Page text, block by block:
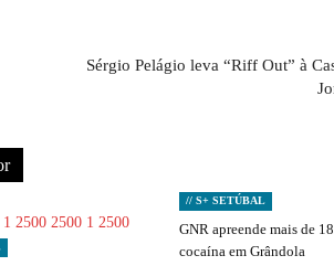
Sérgio Pelágio leva “Riff Out” à
// S+ SETÚBAL
GNR apreende mais de
cocaína em Grândola